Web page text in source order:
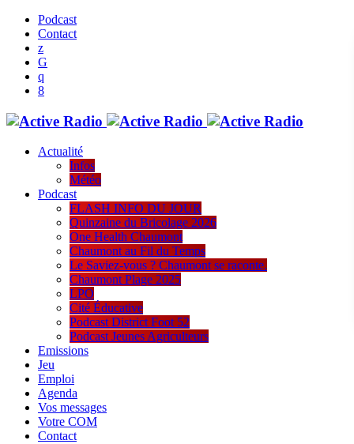
Podcast
Contact
Actualité
Infos
Météo
Podcast
FLASH INFO DU JOUR
Quinzaine du Bricolage 2026
One Health Chaumont
Chaumont au Fil du Temps
Le Saviez-vous ? Chaumont se raconte.
Chaumont Plage 2025
LPO
Cité Éducative
Podcast District Foot 52
Podcast Jeunes Agriculteurs
Emissions
Jeu
Emploi
Agenda
Vos messages
Votre COM
Contact